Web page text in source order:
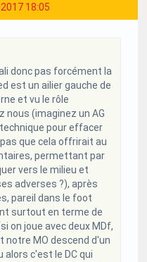
18:05
donc pas forcément la
est un ailier gauche de
et vu le rôle
nous (imaginez un AG
pour effacer
que cela offrirait au
permettant par
vers le milieu et
adverses ?), après
pareil dans le foot
surtout en terme de
on joue avec deux MDf,
notre MO descend d'un
alors c'est le DC qui